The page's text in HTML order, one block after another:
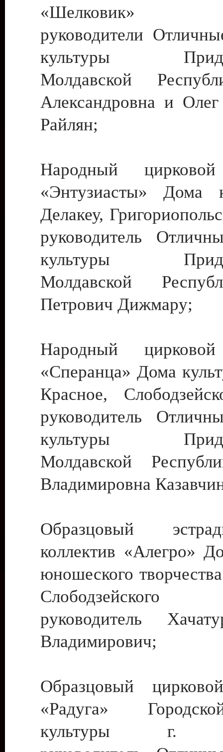
«Шелковик»
руководители
культуры
Молдавской
Александровна и
Райлян;
Народный цирковой
«Энтузиасты» Дома
Делакеу,
руководитель
культуры
Молдавской
Петрович Дижмару;
Народный цирковой
«Сперанца» Дома
Красное,
руководитель
культуры
Молдавской
Владимировна
Образцовый
коллектив «Алегро»
юношеского
руководитель
Владимирович;
Образцовый
«Радуга»
культуры г.